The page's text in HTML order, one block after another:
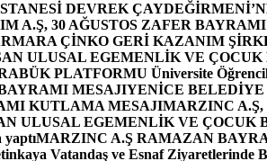
DEVREK
A.Ş, 30 AĞUSTOS ZAFER
ÇİNKO GERİ KAZANIM
ULUSAL EGEMENLİK VE
PLATFORMU Üniversite
MESAJIYENİCE BELEDİYE
KUTLAMA MESAJIMARZINC
ULUSAL EGEMENLİK VE
yaptıMARZINC A.Ş RAMAZAN
Vatandaş ve Esnaf Ziyaretlerinde